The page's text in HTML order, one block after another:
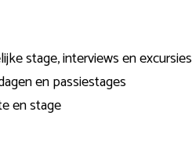
stage, interviews en excursies
en passiestages
en stage